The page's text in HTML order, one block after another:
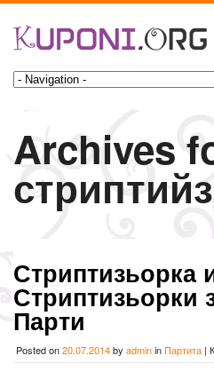
Archives
стриптийз
Стриптизьорка
Стриптизьорки
Парти
Posted on20.07.2014by admininПартита |